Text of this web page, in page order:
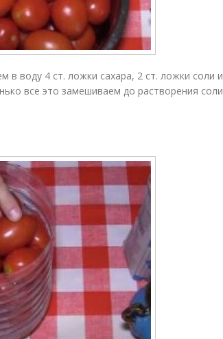
в воду 4 ст. ложки сахара, 2 ст. ложки соли и
все это замешиваем до растворения соли